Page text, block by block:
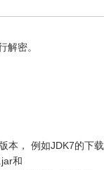
解密。
本， 例如JDK7的下载
和